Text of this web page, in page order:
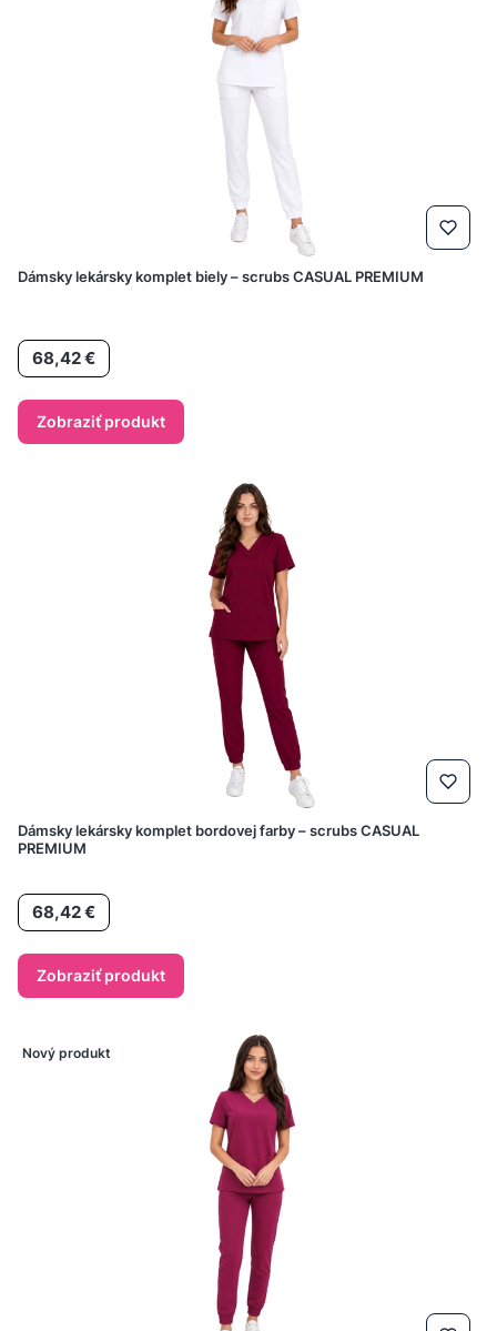
Dámsky lekársky komplet biely – scrubs CASUAL PREMIUM
Cena
68,42 €
Zobraziť produkt
Dámsky lekársky komplet bordovej farby – scrubs CASUAL
PREMIUM
Cena
68,42 €
Zobraziť produkt
Nový produkt